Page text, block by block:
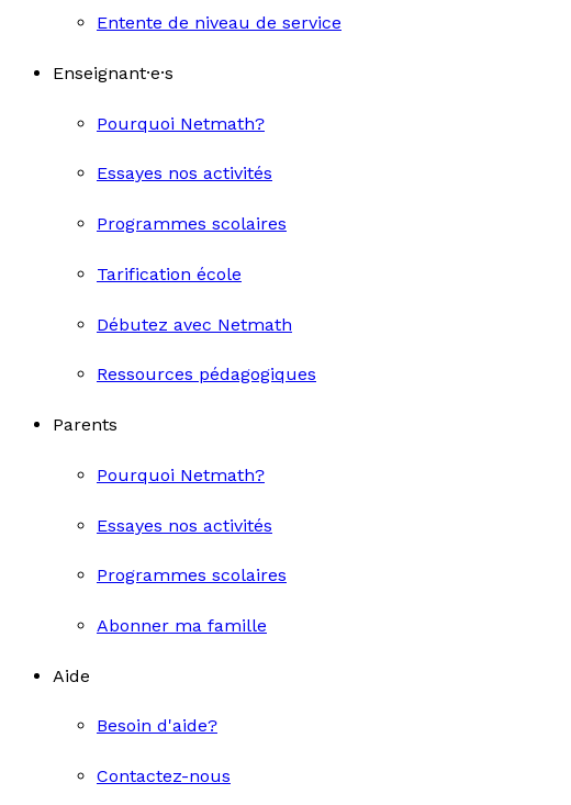
Entente de niveau de service
Enseignant·e·s
Pourquoi Netmath?
Essayes nos activités
Programmes scolaires
Tarification école
Débutez avec Netmath
Ressources pédagogiques
Parents
Pourquoi Netmath?
Essayes nos activités
Programmes scolaires
Abonner ma famille
Aide
Besoin d'aide?
Contactez-nous